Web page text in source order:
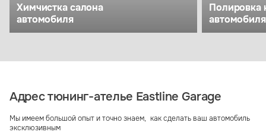
Химчистка салона
автомобиля
Полировка
автомобиля
Адрес тюнинг-ателье Eastline Garage
Мы имеем большой опыт и точно знаем, как сделать ваш автомобиль
эксклюзивным